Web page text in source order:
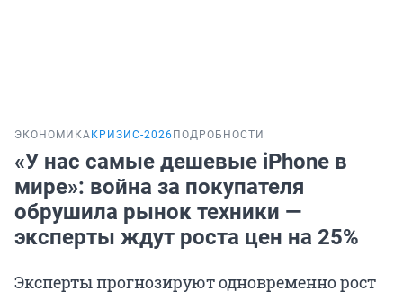
ЭКОНОМИКА КРИЗИС-2026 ПОДРОБНОСТИ
«У нас самые дешевые iPhone в
мире»: война за покупателя
обрушила рынок техники —
эксперты ждут роста цен на 25%
Эксперты прогнозируют одновременно рост